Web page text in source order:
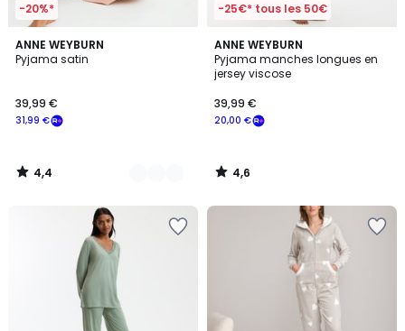
-20%*
ANNE WEYBURN
Pyjama satin
31,99 €
39,99 €
4,4
/ 5
3
Couleurs
4,4
/
-25€* tous les 50€
ANNE WEYBURN
Pyjama manches longues en
jersey viscose
20,00 €
39,99 €
4,6
/ 5
4,6
/